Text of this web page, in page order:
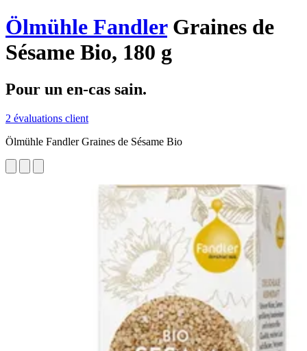
Ölmühle FandlerGraines de
Sésame Bio, 180 g
Pour un en-cas sain.
2 évaluations client
Ölmühle Fandler Graines de Sésame Bio